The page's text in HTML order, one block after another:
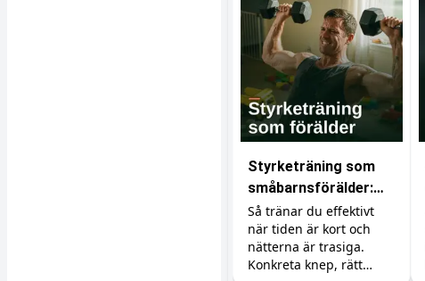
Styrketräning som
småbarnsförälder:
bygg muskler på lite
tid och lite sömn
Så tränar du effektivt
när tiden är kort och
nätterna är trasiga.
Konkreta knep, rätt